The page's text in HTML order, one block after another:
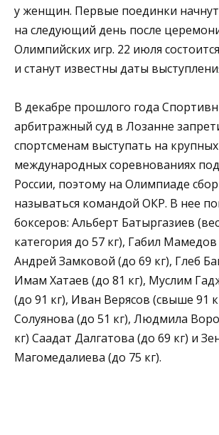
у женщин. Первые поединки
на следующий день после
Олимпийских игр. 22 июля
и станут известны даты
В декабре прошлого года
арбитражный суд в Лозанне
спортсменам выступать на крупных
международных соревнованиях
России, поэтому на Олимпиаде
называться командой ОКР. В нее
боксеров: Альберт Батыргазиев
категория до 57 кг), Габил Мамедов
Андрей Замковой (до 69 кг), Глеб
Имам Хатаев (до 81 кг), Муслим
(до 91 кг), Иван Верясов (свыше 91
Солуянова (до 51 кг), Людмила
кг) Саадат Далгатова (до 69 кг) и
Магомедалиева (до 75 кг).